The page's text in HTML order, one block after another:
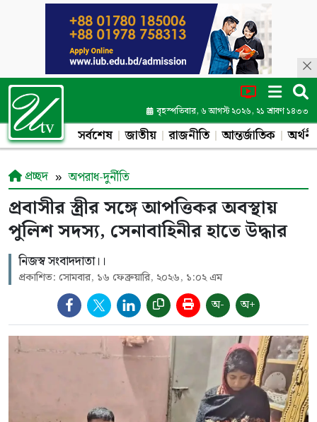
বৃহস্পতিবার, ৬ আগস্ট ২০২৬, ২১ শ্রাবণ ১৪৩৩
সর্বশেষ জাতীয় রাজনীতি আন্তর্জাতিক
প্রচ্ছদ অপরাধ-দুর্নীতি
প্রবাসীর স্ত্রীর সঙ্গে আপত্তিকর অবস্থায়
পুলিশ সদস্য, সেনাবাহিনীর হাতে উদ্ধার
নিজস্ব সংবাদদাতা।।
প্রকাশিত: সোমবার, ১৬ ফেব্রুয়ারি, ২০২৬, ১:০২ এম
অ- অ+